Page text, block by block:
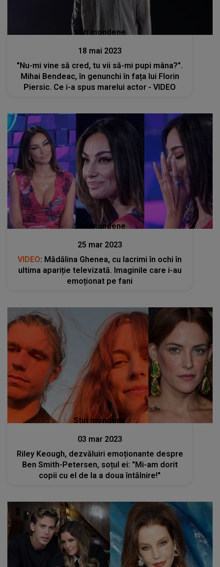
Stiri mondene
18 mai 2023
"Nu-mi vine să cred, tu vii să-mi pupi mâna?".
Mihai Bendeac, în genunchi în fața lui Florin
Piersic. Ce i-a spus marelui actor - VIDEO
Stiri mondene
25 mar 2023
VIDEO: Mădălina Ghenea, cu lacrimi în ochi în
ultima apariție televizată. Imaginile care i-au
emoționat pe fani
Stiri mondene
03 mar 2023
Riley Keough, dezvăluiri emoționante despre
Ben Smith-Petersen, soțul ei: "Mi-am dorit
copii cu el de la a doua întălnire!"